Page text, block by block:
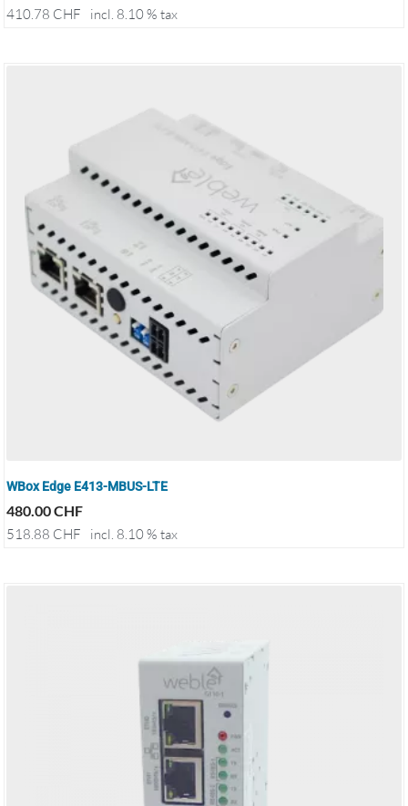
410.78 CHF incl. 8.10 % tax
WBox Edge E413-MBUS-LTE
480.00CHF
518.88 CHF incl. 8.10 % tax